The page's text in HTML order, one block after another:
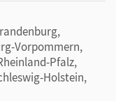
Vorpommern,
Pfalz,
Holstein,